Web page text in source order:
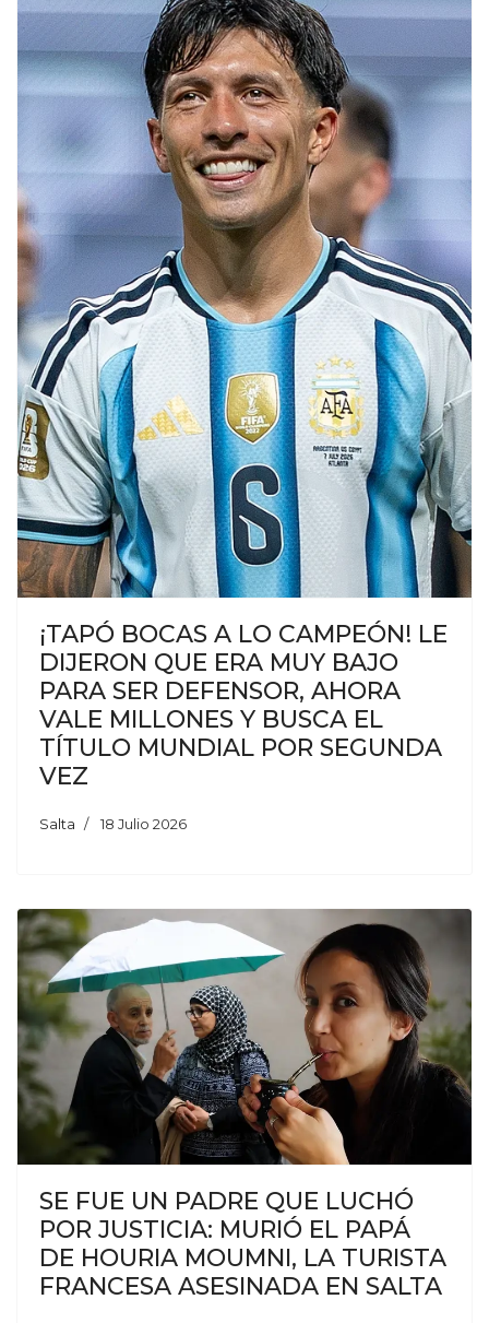
¡TAPÓ BOCAS A LO CAMPEÓN! LE
DIJERON QUE ERA MUY BAJO
PARA SER DEFENSOR, AHORA
VALE MILLONES Y BUSCA EL
TÍTULO MUNDIAL POR SEGUNDA
VEZ
Salta 18 Julio 2026
SE FUE UN PADRE QUE LUCHÓ
POR JUSTICIA: MURIÓ EL PAPÁ
DE HOURIA MOUMNI, LA TURISTA
FRANCESA ASESINADA EN SALTA